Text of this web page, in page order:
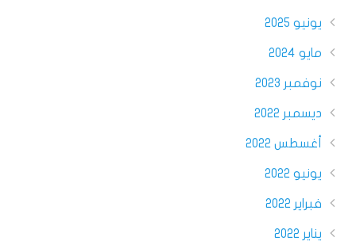
يونيو 2025
مايو 2024
نوفمبر 2023
ديسمبر 2022
أغسطس 2022
يونيو 2022
فبراير 2022
يناير 2022